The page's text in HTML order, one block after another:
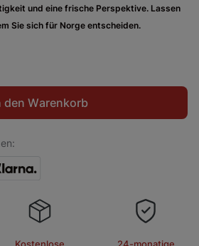
und eine frische Perspektive. Lassen
Sie sich für Norge entscheiden.
den Warenkorb
Kostenlose
24-monatige